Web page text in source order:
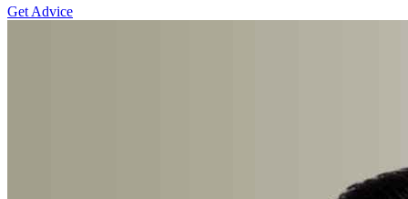
Get Advice